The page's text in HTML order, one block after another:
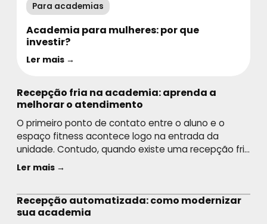
Para academias
Academia para mulheres: por que
investir?
Ler mais →
Recepção fria na academia: aprenda a
melhorar o atendimento
O primeiro ponto de contato entre o aluno e o
espaço fitness acontece logo na entrada da
unidade. Contudo, quando existe uma recepção fria
na academia, a primeira percepção sobre o local
seu objetivo é […]
Ler mais →
Recepção automatizada: como modernizar
sua academia